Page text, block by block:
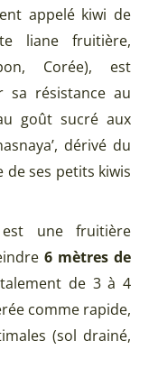
appelé kiwi de
liane fruitière,
Corée), est
sa résistance au
goût sucré aux
dérivé du
de ses petits kiwis
est une fruitière
6 mètres de
de 3 à 4
comme rapide,
(sol drainé,